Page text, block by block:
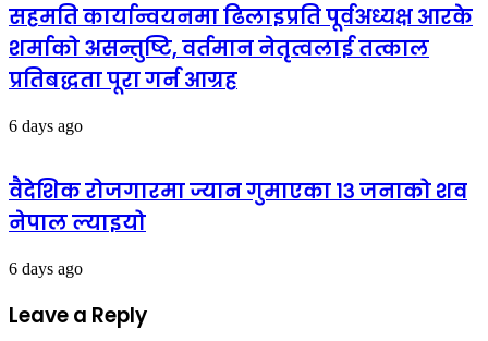
सहमति कार्यान्वयनमा ढिलाइप्रति पूर्वअध्यक्ष आरके
शर्माको असन्तुष्टि, वर्तमान नेतृत्वलाई तत्काल
प्रतिबद्धता पूरा गर्न आग्रह
6 days ago
वैदेशिक रोजगारमा ज्यान गुमाएका १३ जनाको शव
नेपाल ल्याइयो
6 days ago
Leave a Reply